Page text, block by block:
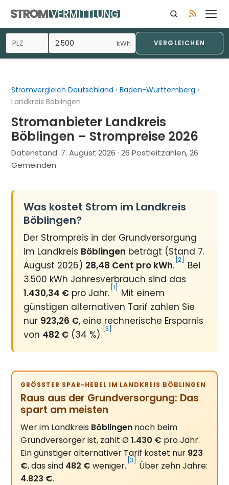
Inhalt
springen
kWh VERGLEICHEN
Stromvergleich Deutschland ›Baden-Württemberg ›
Landkreis Böblingen
Stromanbieter Landkreis
Böblingen – Strompreise 2026
Datenstand: 7. August 2026 · 26 Postleitzahlen, 26
Gemeinden
Was kostet Strom im Landkreis
Böblingen?
Der Strompreis in der Grundversorgung
im Landkreis Böblingen beträgt (Stand 7.
August 2026) 28,48 Cent pro kWh. [2]
Bei
3.500 kWh Jahresverbrauch sind das
1.430,34 € pro Jahr. [1]
Mit einem
günstigen alternativen Tarif zahlen Sie
nur 923,26 €, eine rechnerische Ersparnis
von 482 € (34 %). [3]
GRÖSSTER SPAR-HEBEL IM LANDKREIS BÖBLINGEN
Raus aus der Grundversorgung: Das
spart am meisten
Wer im Landkreis Böblingen noch beim
Grundversorger ist, zahlt Ø1.430 € pro Jahr.
Ein günstiger alternativer Tarif kostet nur 923
€, das sind 482 € weniger. [3]
Über zehn Jahre:
4.823 €.